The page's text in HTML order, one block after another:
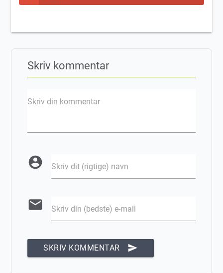
Skriv kommentar
Skriv din kommentar
account_circle Skriv dit (rigtige) navn
email Skriv din (bedste) e-mail
SKRIV KOMMENTAR send